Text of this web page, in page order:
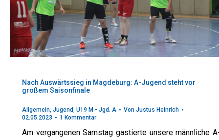
Nach Auswärtssieg in Magdeburg: A-Jugend steht vor
großem Saisonfinale
Allgemein, Jugend, U19 M - Jgd. A Von Justus Heinrich
02.05.2023
1 Kommentar
Am vergangenen Samstag gastierte unsere männliche